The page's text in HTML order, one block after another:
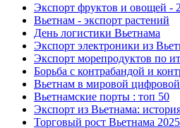
Экспорт фруктов и овощей -
Вьетнам - экспорт растений
День логистики Вьетнама
Экспорт электроники из
Экспорт морепродуктов по
Борьба с контрабандой и
Вьетнам в мировой цифровой
Вьетнамские порты : топ 50
Экспорт из Вьетнама:
Торговый рост Вьетнама